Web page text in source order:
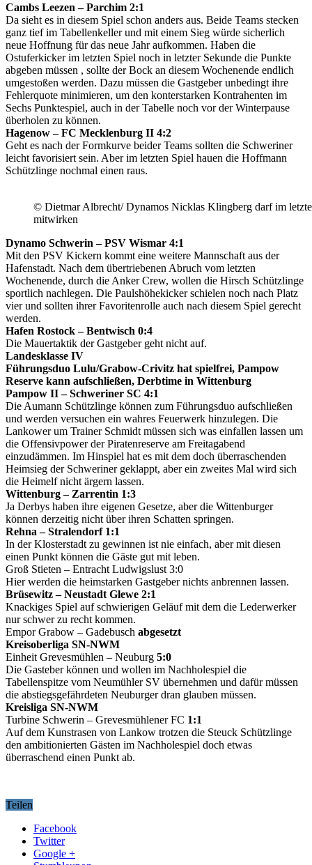
Cambs Leezen – Parchim 2:1
Da sieht es in diesem Spiel schon anders aus. Beide Teams stecken
ganz tief im Tabellenkeller und mit einem Sieg würde sicherlich
neue Hoffnung für das neue Jahr aufkommen. Haben die
Ostuferkicker im letzten Spiel noch in letzter Sekunde die Punkte
abgeben müssen , sollte der Bock an diesem Wochenende endlich
umgestoßen werden. Dazu müssen die Gastgeber unbedingt ihre
Fehlerquote minimieren, um den konterstarken Kontrahenten im
Sechs Punktespiel, auch in der Tabelle noch vor der Winterpause
überholen zu können.
Hagenow – FC Mecklenburg II 4:2
Geht es nach der Formkurve beider Teams sollten die Schweriner
leicht favorisiert sein. Aber im letzten Spiel hauen die Hoffmann
Schützlinge nochmal einen raus.
© Dietmar Albrecht/ Dynamos Nicklas Klingberg darf im
mitwirken
Dynamo Schwerin – PSV Wismar 4:1
Mit den PSV Kickern kommt eine weitere Mannschaft aus der
Hafenstadt. Nach dem übertriebenen Abruch vom letzten
Wochenende, durch die Anker Crew, wollen die Hirsch Schützlinge
sportlich nachlegen. Die Paulshöhekicker schielen noch nach Platz
vier und sollten ihrer Favoritenrolle auch nach diesem Spiel gerecht
werden.
Hafen Rostock – Bentwisch 0:4
Die Mauertaktik der Gastgeber geht nicht auf.
Landesklasse IV
Führungsduo Lulu/Grabow-Crivitz hat spielfrei, Pampow
Reserve kann aufschließen, Derbtime in Wittenburg
Pampow II – Schweriner SC 4:1
Die Aumann Schützlinge können zum Führungsduo aufschließen
und werden versuchen ein wahres Feuerwerk hinzulegen. Die
Lankower um Trainer Schmidt müssen sich was einfallen lassen um
die Offensivpower der Piratenreserve am Freitagabend
einzudämmen. Im Hinspiel hat es mit dem doch überraschenden
Heimsieg der Schweriner geklappt, aber ein zweites Mal wird sich
die Heimelf nicht ärgern lassen.
Wittenburg – Zarrentin 1:3
Ja Derbys haben ihre eigenen Gesetze, aber die Wittenburger
können derzeitig nicht über ihren Schatten springen.
Rehna – Stralendorf 1:1
In der Klosterstadt zu gewinnen ist nie einfach, aber mit diesen
einen Punkt können die Gäste gut mit leben.
Groß Stieten – Entracht Ludwigslust 3:0
Hier werden die heimstarken Gastgeber nichts anbrennen lassen.
Brüsewitz – Neustadt Glewe 2:1
Knackiges Spiel auf schwierigen Geläuf mit dem die Lederwerker
nur schwer zu recht kommen.
Empor Grabow – Gadebusch abgesetzt
Kreisoberliga SN-NWM
Einheit Grevesmühlen – Neuburg 5:0
Die Gasteber können und wollen im Nachholespiel die
Tabellenspitze vom Neumühler SV übernehmen und dafür müssen
die abstiegsgefährdeten Neuburger dran glauben müssen.
Kreisliga SN-NWM
Turbine Schwerin – Grevesmühlener FC 1:1
Auf dem Kunstrasen von Lankow trotzen die Steuck Schützlinge
den ambitionierten Gästen im Nachholespiel doch etwas
überraschend einen Punkt ab.
Teilen
Facebook
Twitter
Google +